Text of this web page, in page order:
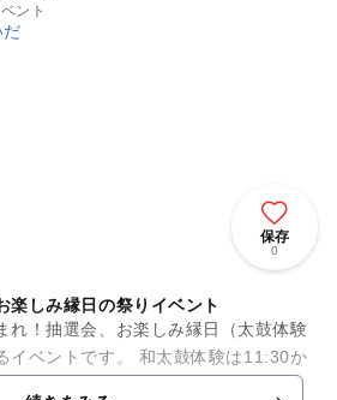
ント
保存
0
楽しみ縁日の祭りイベント
れ！抽選会、お楽しみ縁日（太鼓体験
イベントです。 和太鼓体験は11:30か